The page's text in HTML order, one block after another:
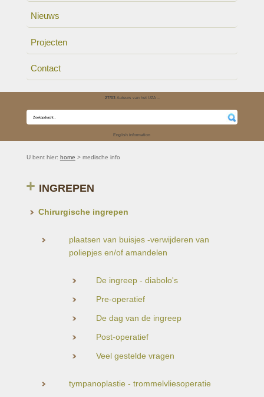
Nieuws
Projecten
Contact
27/03Auteurs van het UZA ..
English information
U bent hier: home > medische info
INGREPEN
Chirurgische ingrepen
plaatsen van buisjes -verwijderen van
poliepjes en/of amandelen
De ingreep - diabolo's
Pre-operatief
De dag van de ingreep
Post-operatief
Veel gestelde vragen
tympanoplastie - trommelvliesoperatie